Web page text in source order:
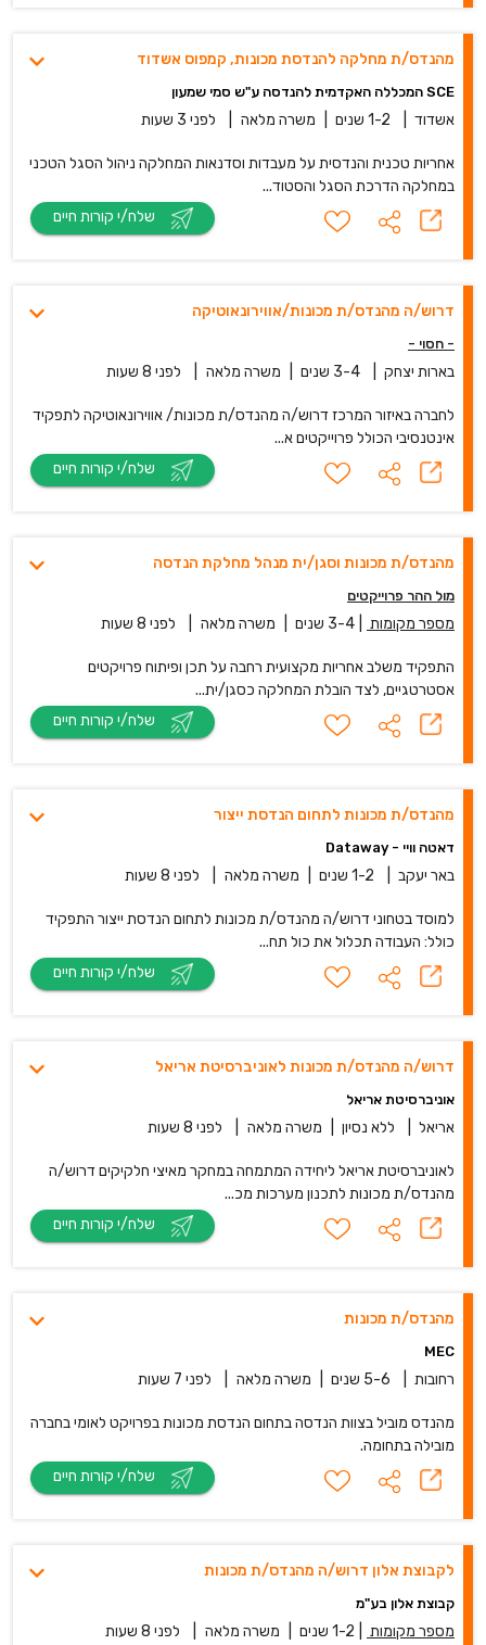
מהנדס/ת מחלקה להנדסת מכונות, קמפוס אשדוד
SCE המכללה האקדמית להנדסה ע"ש סמי שמעון
אשדוד 1-2 שנים משרה מלאה לפני 3 שעות
אחריות טכנית והנדסית על מעבדות וסדנאות המחלקה ניהול הסגל הטכני
במחלקה הדרכת הסגל והסטוד...
דרוש/ה מהנדס/ת מכונות/אווירונאוטיקה
- חסוי -
בארות יצחק 3-4 שנים משרה מלאה לפני 8 שעות
לחברה באיזור המרכז דרוש/ה מהנדס/ת מכונות/ אווירונאוטיקה לתפקיד
אינטנסיבי הכולל פרוייקטים א...
מהנדס/ת מכונות וסגן/ית מנהל מחלקת הנדסה
מול ההר פרוייקטים
מספר מקומות 3-4 שנים משרה מלאה לפני 8 שעות
התפקיד משלב אחריות מקצועית רחבה על תכן ופיתוח פרויקטים
אסטרטגיים, לצד הובלת המחלקה כסגן/ית...
מהנדס/ת מכונות לתחום הנדסת ייצור
דאטה וויי - Dataway
באר יעקב 1-2 שנים משרה מלאה לפני 8 שעות
למוסד בטחוני דרוש/ה מהנדס/ת מכונות לתחום הנדסת ייצור התפקיד
כולל: העבודה תכלול את כול תח...
דרוש/ה מהנדס/ת מכונות לאוניברסיטת אריאל
אוניברסיטת אריאל
אריאל ללא נסיון משרה מלאה לפני 8 שעות
לאוניברסיטת אריאל ליחידה המתמחה במחקר מאיצי חלקיקים דרוש/ה
מהנדס/ת מכונות לתכנון מערכות מכ...
מהנדס/ת מכונות
MEC
רחובות 5-6 שנים משרה מלאה לפני 7 שעות
מהנדס מוביל בצוות הנדסה בתחום הנדסת מכונות בפרויקט לאומי בחברה
מובילה בתחומה.
לקבוצת אלון דרוש/ה מהנדס/ת מכונות
קבוצת אלון בע"מ
מספר מקומות 1-2 שנים משרה מלאה לפני 8 שעות